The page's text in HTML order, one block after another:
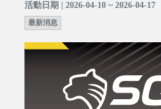
活動日期 | 2026-04-10 ~ 2026-04-17
最新消息